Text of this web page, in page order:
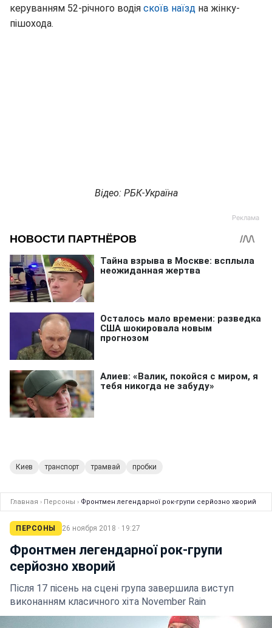
керуванням 52-річного водія скоїв наїзд на жінку-
пішохода.
Відео: РБК-Україна
Киев транспорт трамвай пробки
Главная › Персоны › Фронтмен легендарної рок-групи серйозно хворий
ПЕРСОНЫ 26 ноября 2018 · 19:27
Фронтмен легендарної рок-групи
серйозно хворий
Після 17 пісень на сцені група завершила виступ
виконанням класичного хіта November Rain